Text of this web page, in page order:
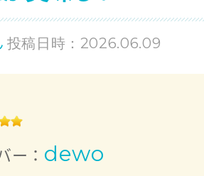
投稿日時：2026.06.09
ー： dewo